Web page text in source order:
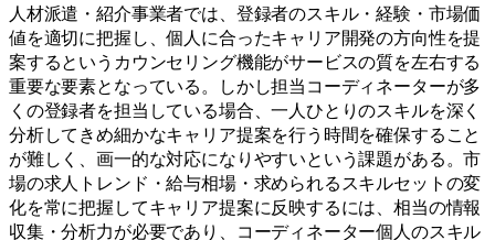
人材派遣・紹介事業者では、登録者のスキル・経験・市場価
値を適切に把握し、個人に合ったキャリア開発の方向性を提
案するというカウンセリング機能がサービスの質を左右する
重要な要素となっている。しかし担当コーディネーターが多
くの登録者を担当している場合、一人ひとりのスキルを深く
分析してきめ細かなキャリア提案を行う時間を確保すること
が難しく、画一的な対応になりやすいという課題がある。市
場の求人トレンド・給与相場・求められるスキルセットの変
化を常に把握してキャリア提案に反映するには、相当の情報
収集・分析力が必要であり、コーディネーター個人のスキル